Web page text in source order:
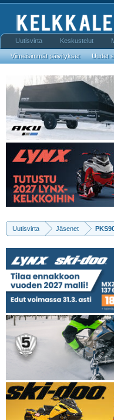
Uutisvirta Jäsenet
Uutisvirta Keskustelut
Viimeisimmät päivitykset Uudet